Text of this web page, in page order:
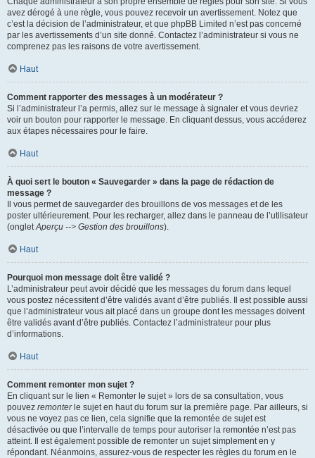
avez dérogé à une règle, vous pouvez recevoir un avertissement. Notez que
c’est la décision de l’administrateur, et que phpBB Limited n’est pas concerné
par les avertissements d’un site donné. Contactez l’administrateur si vous ne
comprenez pas les raisons de votre avertissement.
Haut
Comment rapporter des messages à un modérateur ?
Si l’administrateur l’a permis, allez sur le message à signaler et vous devriez
voir un bouton pour rapporter le message. En cliquant dessus, vous accéderez
aux étapes nécessaires pour le faire.
Haut
À quoi sert le bouton « Sauvegarder » dans la page de rédaction de
message ?
Il vous permet de sauvegarder des brouillons de vos messages et de les
poster ultérieurement. Pour les recharger, allez dans le panneau de l’utilisateur
(ongletAperçu --> Gestion des brouillons).
Haut
Pourquoi mon message doit être validé ?
L’administrateur peut avoir décidé que les messages du forum dans lequel
vous postez nécessitent d’être validés avant d’être publiés. Il est possible aussi
que l’administrateur vous ait placé dans un groupe dont les messages doivent
être validés avant d’être publiés. Contactez l’administrateur pour plus
d’informations.
Haut
Comment remonter mon sujet ?
En cliquant sur le lien « Remonter le sujet » lors de sa consultation, vous
pouvez remonterle sujet en haut du forum sur la première page. Par ailleurs, si
vous ne voyez pas ce lien, cela signifie que la remontée de sujet est
désactivée ou que l’intervalle de temps pour autoriser la remontée n’est pas
atteint. Il est également possible de remonter un sujet simplement en y
répondant. Néanmoins, assurez-vous de respecter les règles du forum en le